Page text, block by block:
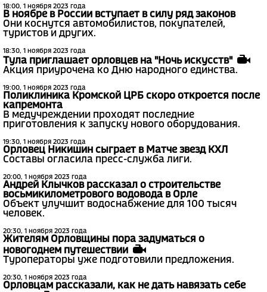
18:00, 1 ноября 2023 года
В ноябре в России вступает в силу ряд законов
Они коснутся автомобилистов, покупателей,
туристов и других.
18:30, 1 ноября 2023 года
Тула приглашает орловцев на "Ночь искусств"
Акция приурочена ко Дню народного единства.
19:00, 1 ноября 2023 года
Поликлиника Кромской ЦРБ скоро откроется после
капремонта
В медучреждении проходят последние
приготовления к запуску нового оборудования.
19:30, 1 ноября 2023 года
Орловец Никишин сыграет в Матче звезд КХЛ
Составы огласила пресс-служба лиги.
20:00, 1 ноября 2023 года
Андрей Клычков рассказал о строительстве
восьмикилометрового водовода в Орле
Объект улучшит водоснабжение для 100 тысяч
человек.
20:30, 1 ноября 2023 года
Жителям Орловщины пора задуматься о
новогоднем путешествии
Туроператоры уже подготовили предложения.
20:30, 1 ноября 2023 года
Орловцам рассказали, как не дать навязать себе